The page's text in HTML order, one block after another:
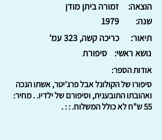
זמורה ביתן מודן
הוצאה:
1979
שנה:
כריכה קשה, 323 עמ'
תיאור:
סיפורת
נושא ראשי:
אודות הספר:
סיפורו של הקולונל אבל פרג'יטר, אשתו הנכה
ואהובתו התובענית, וסיפורם של ילדיו. . מחיר:
55 ש"ח לא כולל המשלוח. : : .